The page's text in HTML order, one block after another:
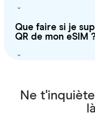
Que faire si je
QR de mon eSIM
Ne